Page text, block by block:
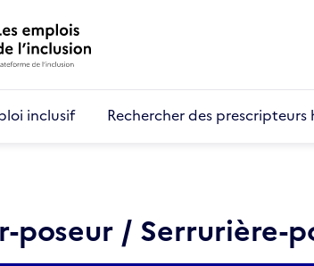
inclusif Rechercher des prescripteurs
poseur / Serrurière-